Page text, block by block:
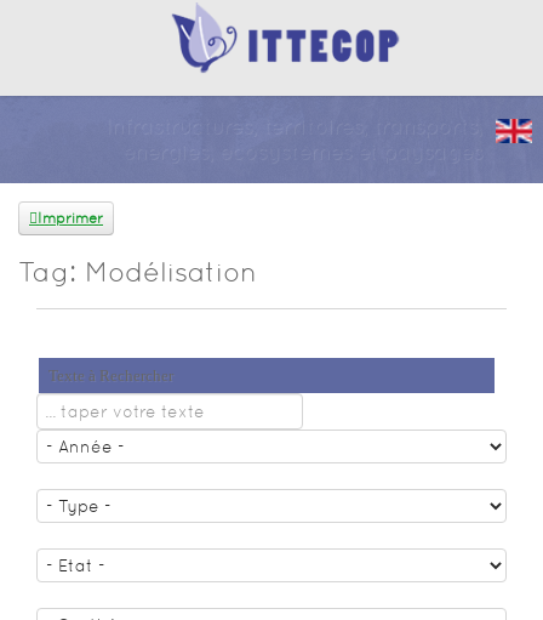
Imprimer
Tag: Modélisation
Texte à Rechercher